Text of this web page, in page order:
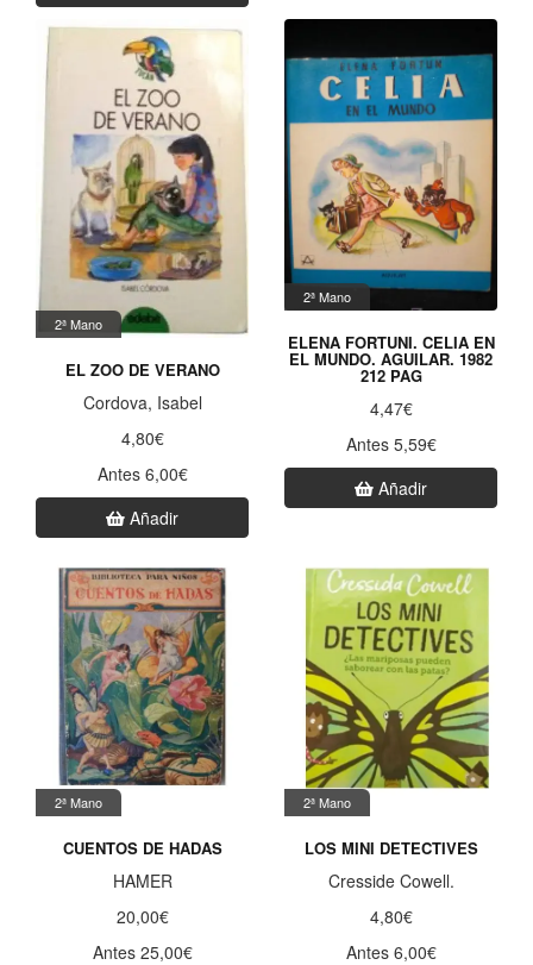
2ª Mano
EL ZOO DE VERANO
Cordova, Isabel
4,80€
Antes 6,00€
Añadir
2ª Mano
ELENA FORTUNI. CELIA EN
EL MUNDO. AGUILAR. 1982
212 PAG
4,47€
Antes 5,59€
Añadir
2ª Mano
CUENTOS DE HADAS
HAMER
20,00€
Antes 25,00€
2ª Mano
LOS MINI DETECTIVES
Cresside Cowell.
4,80€
Antes 6,00€